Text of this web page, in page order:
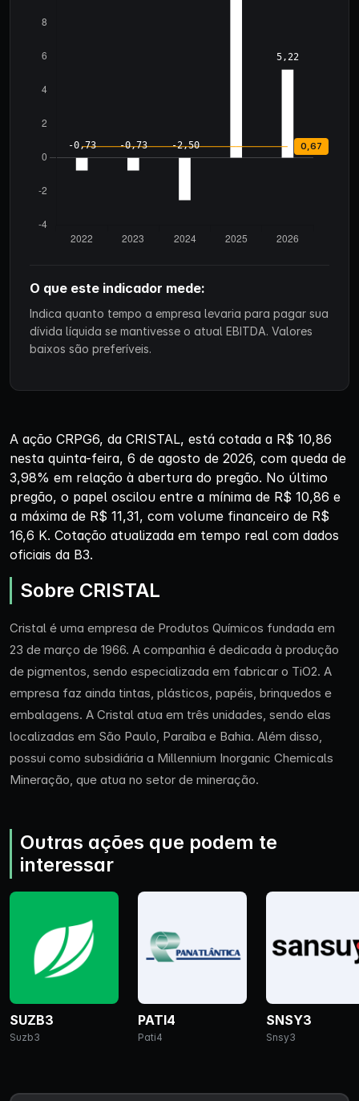
O que este indicador mede:
Indica quanto tempo a empresa levaria para pagar sua
dívida líquida se mantivesse o atual EBITDA. Valores
baixos são preferíveis.
A ação CRPG6, da CRISTAL, está cotada a R$ 10,86
nesta quinta-feira, 6 de agosto de 2026, com queda de
3,98% em relação à abertura do pregão. No último
pregão, o papel oscilou entre a mínima de R$ 10,86 e
a máxima de R$ 11,31, com volume financeiro de R$
16,6 K. Cotação atualizada em tempo real com dados
oficiais da B3.
Sobre CRISTAL
Cristal é uma empresa de Produtos Químicos fundada em
23 de março de 1966. A companhia é dedicada à produção
de pigmentos, sendo especializada em fabricar o TiO2. A
empresa faz ainda tintas, plásticos, papéis, brinquedos e
embalagens. A Cristal atua em três unidades, sendo elas
localizadas em São Paulo, Paraíba e Bahia. Além disso,
possui como subsidiária a Millennium Inorganic Chemicals
Mineração, que atua no setor de mineração.
Outras ações que podem te
interessar
SUZB3
Suzb3
PATI4
Pati4
SNSY3
Snsy3